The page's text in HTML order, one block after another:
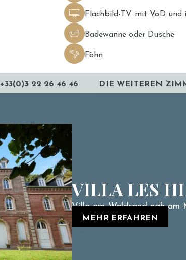
Flachbild-TV mit VoD und
Badewanne oder Dusche
Föhn
+33(0)3 22 26 46 46 DIE WEITEREN
VILLA LES
Villa am Waldrand nah am
MEHR ERFAHREN